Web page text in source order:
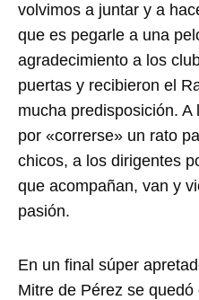
volvimos a juntar y a
que es pegarle a una
agradecimiento a los
puertas y recibieron el
mucha predisposición.
por «correrse» un rato
chicos, a los dirigentes
que acompañan, van y
pasión.
En un final súper
Mitre de Pérez se